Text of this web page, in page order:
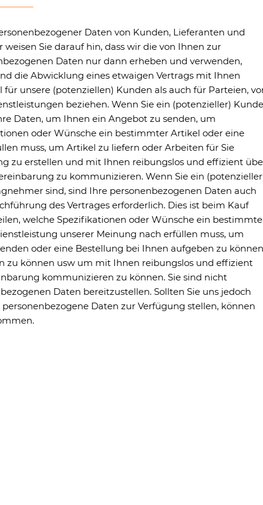
Daten von Kunden, Lieferanten und
Sie darauf hin, dass wir die von Ihnen zur
Daten nur dann erheben und verwenden,
die Abwicklung eines etwaigen Vertrags mit Ihnen
für unsere (potenziellen) Kunden als auch für Parteien,
beziehen. Wenn Sie ein (potenzieller) Kunde
Daten, um Ihnen ein Angebot zu senden, um
oder Wünsche ein bestimmter Artikel oder eine
muss, um Artikel zu liefern oder Arbeiten für Sie
zu erstellen und mit Ihnen reibungslos und effizient
zu kommunizieren. Wenn Sie ein
sind, sind Ihre personenbezogenen Daten auch
des Vertrages erforderlich. Dies ist beim Kauf
welche Spezifikationen oder Wünsche ein
unserer Meinung nach erfüllen muss, um
oder eine Bestellung bei Ihnen aufgeben zu
zu können usw um mit Ihnen reibungslos und effizient
kommunizieren zu können. Sie sind nicht
Daten bereitzustellen. Sollten Sie uns jedoch
Daten zur Verfügung stellen, können